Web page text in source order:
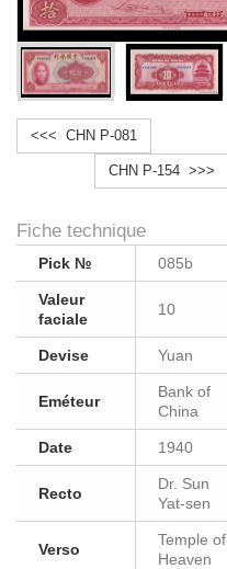
<<< CHN P-081
CHN P-154 >>>
Fiche technique
Pick № 085b
Valeur
faciale
10
Devise Yuan
Eméteur
Bank of
China
Date 1940
Recto
Dr. Sun
Yat-sen
Verso
Temple of
Heaven